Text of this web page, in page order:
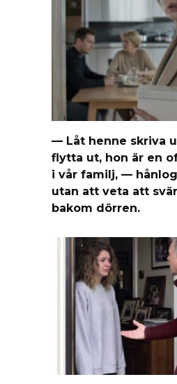
— Låt henne skriva
flytta ut, hon är en
i vår familj, —
utan att veta att
bakom dörren.